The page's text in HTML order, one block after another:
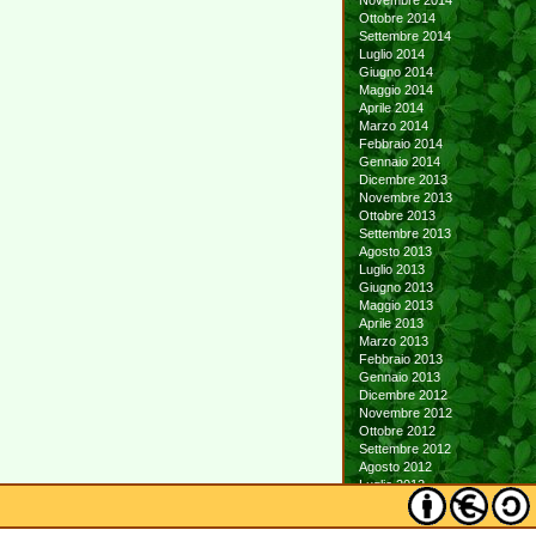
Ottobre 2014
Settembre 2014
Luglio 2014
Giugno 2014
Maggio 2014
Aprile 2014
Marzo 2014
Febbraio 2014
Gennaio 2014
Dicembre 2013
Novembre 2013
Ottobre 2013
Settembre 2013
Agosto 2013
Luglio 2013
Giugno 2013
Maggio 2013
Aprile 2013
Marzo 2013
Febbraio 2013
Gennaio 2013
Dicembre 2012
Novembre 2012
Ottobre 2012
Settembre 2012
Agosto 2012
Luglio 2012
Giugno 2012
Maggio 2012